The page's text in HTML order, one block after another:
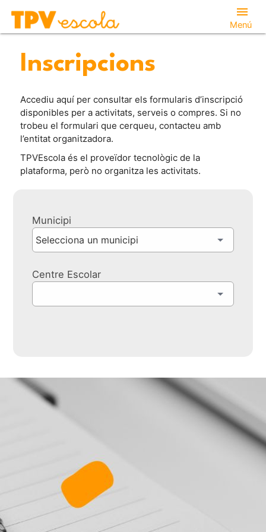
menu
Menú
Inscripcions
Accediu aquí per consultar els formularis d’inscripció
disponibles per a activitats, serveis o compres. Si no
trobeu el formulari que cerqueu, contacteu amb
l’entitat organitzadora.
TPVEscola és el proveïdor tecnològic de la
plataforma, però no organitza les activitats.
Municipi
Centre Escolar